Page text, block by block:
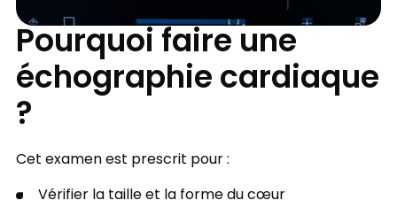
Pourquoi faire une
échographie cardiaque
?
Cet examen est prescrit pour :
Vérifier la taille et la forme du cœur